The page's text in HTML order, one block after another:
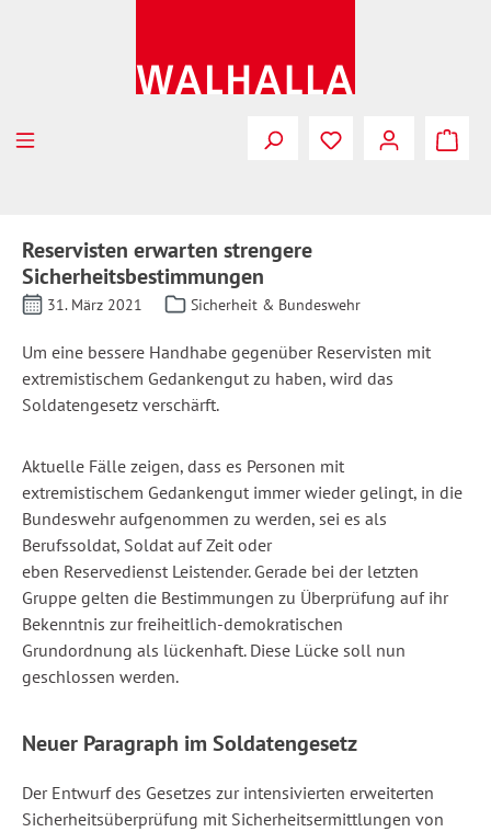
Reservisten erwarten strengere
Sicherheitsbestimmungen
31. März 2021 Sicherheit & Bundeswehr
Um eine bessere Handhabe gegenüber Reservisten mit
extremistischem Gedankengut zu haben, wird das
Soldatengesetz verschärft.
Aktuelle Fälle zeigen, dass es Personen mit
extremistischem Gedankengut immer wieder gelingt, in die
Bundeswehr aufgenommen zu werden, sei es als
Berufssoldat, Soldat auf Zeit oder
eben Reservedienst Leistender. Gerade bei der letzten
Gruppe gelten die Bestimmungen zu Überprüfung auf ihr
Bekenntnis zur freiheitlich-demokratischen
Grundordnung als lückenhaft. Diese Lücke soll nun
geschlossen werden.
Neuer Paragraph im Soldatengesetz
Der Entwurf des Gesetzes zur intensivierten erweiterten
Sicherheitsüberprüfung mit Sicherheitsermittlungen von